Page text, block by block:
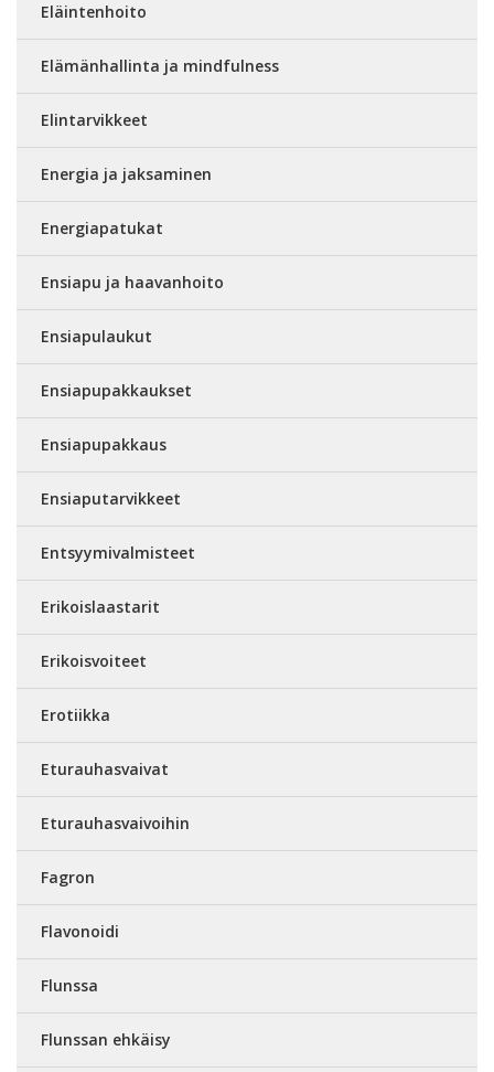
Eläintenhoito
Elämänhallinta ja mindfulness
Elintarvikkeet
Energia ja jaksaminen
Energiapatukat
Ensiapu ja haavanhoito
Ensiapulaukut
Ensiapupakkaukset
Ensiapupakkaus
Ensiaputarvikkeet
Entsyymivalmisteet
Erikoislaastarit
Erikoisvoiteet
Erotiikka
Eturauhasvaivat
Eturauhasvaivoihin
Fagron
Flavonoidi
Flunssa
Flunssan ehkäisy